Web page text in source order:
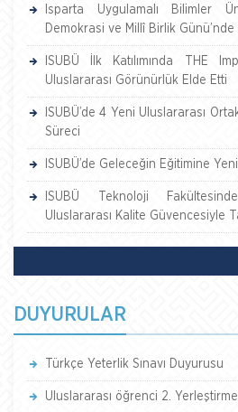
Isparta Uygulamalı Bilimler
Demokrasi ve Millî Birlik Günü’nde
ISUBÜ İlk Katılımında THE
Uluslararası Görünürlük Elde Etti
ISUBÜ’de 4 Yeni Uluslararası
Süreci
ISUBÜ’de Geleceğin Eğitimine
ISUBÜ Teknoloji
Uluslararası Kalite Güvencesiyle
DUYURULAR
Türkçe Yeterlik Sınavı Duyurusu
Uluslararası öğrenci 2.